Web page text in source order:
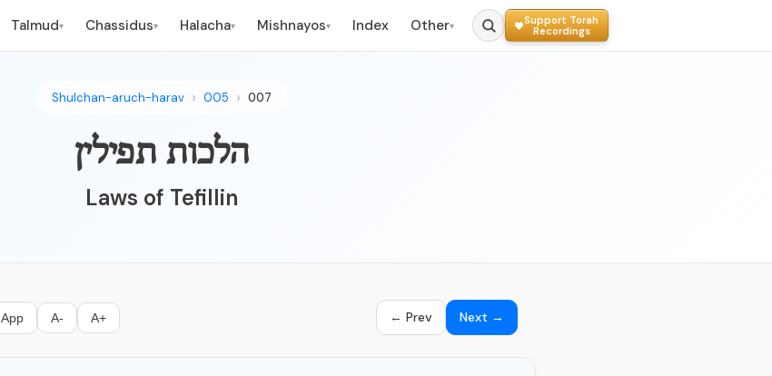
Talmud▾ Chassidus▾ Halacha▾ Mishnayos▾ Index Other▾
Support Torah
Recordings
Shulchan-aruch-harav 005 007
הלכות תפילין
Laws of Tefillin
App A- A+ ← Prev Next →